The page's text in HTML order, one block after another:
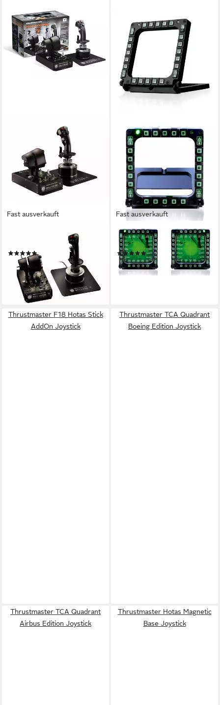
Fast ausverkauft
Hotas Warthog Joystick
(2)
ab 515,63 € UVP549,99 €
14,97 €mtl. in 48 Raten
-6%
lieferbar - in 3-4 Werktagen bei dir
Fast ausverkauft
THRUSTMASTER
MFD Cougar Pack Joystick
(1)
ab 95,08 €
lieferbar - in 3-4 Werktagen bei dir
Thrustmaster F18 Hotas Stick
AddOn Joystick
Thrustmaster TCA Quadrant
Boeing Edition Joystick
Thrustmaster TCA Quadrant
Airbus Edition Joystick
Thrustmaster Hotas Magnetic
Base Joystick